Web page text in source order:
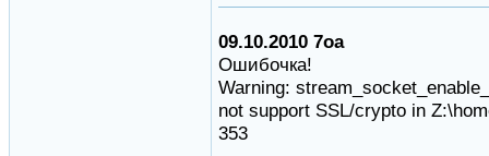
09.10.2010 7oa
Ошибочка!
Warning:
not support SSL/crypto in
353